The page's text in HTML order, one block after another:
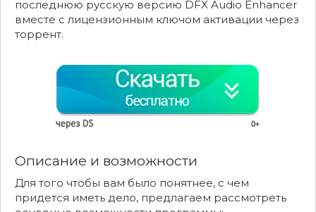
последнюю русскую версию DFX Audio Enhancer
вместе с лицензионным ключом активации через
торрент.
Описание и возможности
Для того чтобы вам было понятнее, с чем
придется иметь дело, предлагаем рассмотреть